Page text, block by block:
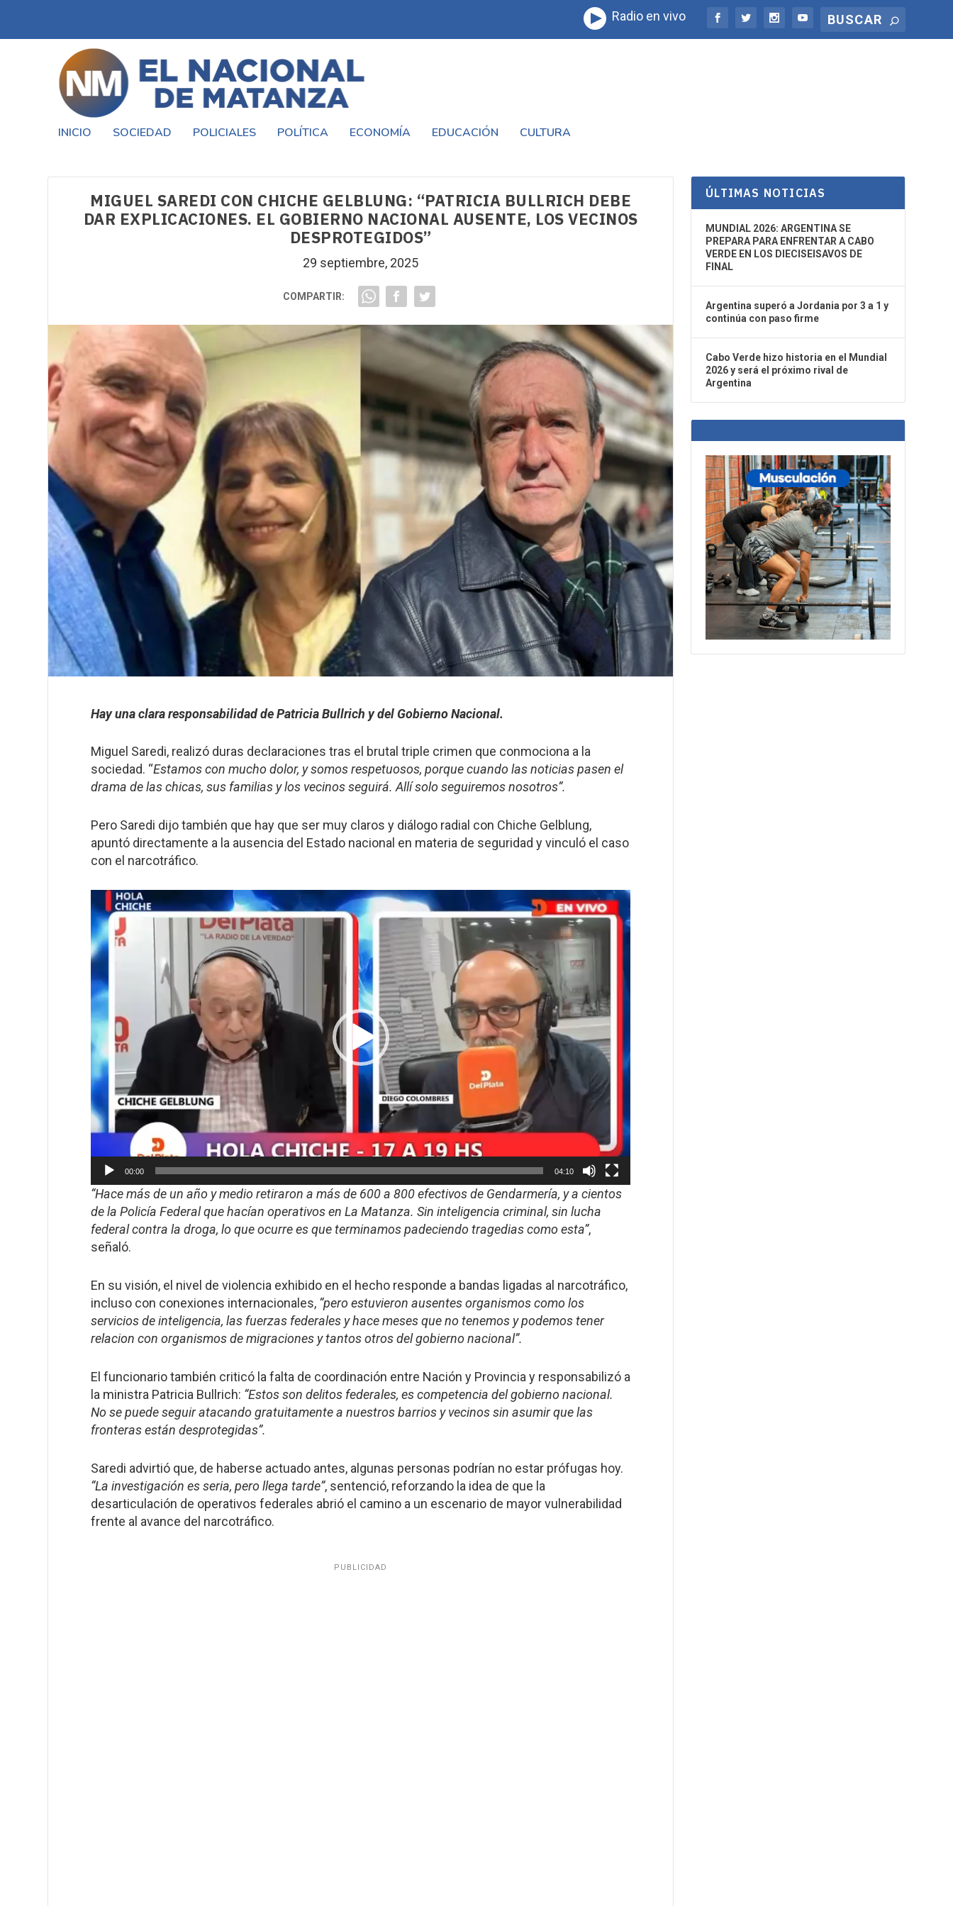
Radio en vivo
INICIO SOCIEDAD POLICIALES POLÍTICA ECONOMÍA EDUCACIÓN CULTURA
MIGUEL SAREDI CON CHICHE GELBLUNG: “PATRICIA BULLRICH DEBE
DAR EXPLICACIONES. EL GOBIERNO NACIONAL AUSENTE, LOS VECINOS
DESPROTEGIDOS”
29 septiembre, 2025
COMPARTIR:
Hay una clara responsabilidad de Patricia Bullrich y del Gobierno Nacional.
Miguel Saredi, realizó duras declaraciones tras el brutal triple crimen que conmociona a la
sociedad. “Estamos con mucho dolor, y somos respetuosos, porque cuando las noticias pasen el
drama de las chicas, sus familias y los vecinos seguirá. Allí solo seguiremos nosotros”.
Pero Saredi dijo también que hay que ser muy claros y diálogo radial con Chiche Gelblung,
apuntó directamente a la ausencia del Estado nacional en materia de seguridad y vinculó el caso
con el narcotráfico.
Reproductor
de
vídeo
00:00 04:10
“Hace más de un año y medio retiraron a más de 600 a 800 efectivos de Gendarmería, y a cientos
de la Policía Federal que hacían operativos en La Matanza. Sin inteligencia criminal, sin lucha
federal contra la droga, lo que ocurre es que terminamos padeciendo tragedias como esta”,
señaló.
En su visión, el nivel de violencia exhibido en el hecho responde a bandas ligadas al narcotráfico,
incluso con conexiones internacionales, “pero estuvieron ausentes organismos como los
servicios de inteligencia, las fuerzas federales y hace meses que no tenemos y podemos tener
relacion con organismos de migraciones y tantos otros del gobierno nacional”.
El funcionario también criticó la falta de coordinación entre Nación y Provincia y responsabilizó a
la ministra Patricia Bullrich: “Estos son delitos federales, es competencia del gobierno nacional.
No se puede seguir atacando gratuitamente a nuestros barrios y vecinos sin asumir que las
fronteras están desprotegidas”.
Saredi advirtió que, de haberse actuado antes, algunas personas podrían no estar prófugas hoy.
“La investigación es seria, pero llega tarde”, sentenció, reforzando la idea de que la
desarticulación de operativos federales abrió el camino a un escenario de mayor vulnerabilidad
frente al avance del narcotráfico.
PUBLICIDAD
ÚLTIMAS NOTICIAS
MUNDIAL 2026: ARGENTINA SE
PREPARA PARA ENFRENTAR A CABO
VERDE EN LOS DIECISEISAVOS DE
FINAL
Argentina superó a Jordania por 3 a 1 y
continúa con paso firme
Cabo Verde hizo historia en el Mundial
2026 y será el próximo rival de
Argentina